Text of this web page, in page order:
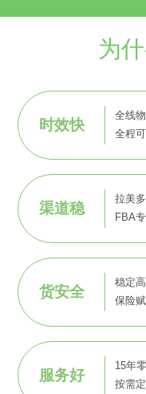
为
时效快
全线
全程
渠道稳
拉美
FBA
货安全
稳定
保险
服务好
15年
按需